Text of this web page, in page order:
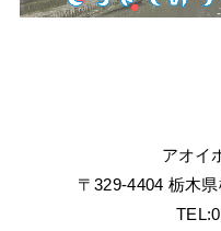
アオイ
〒329-4404 栃木